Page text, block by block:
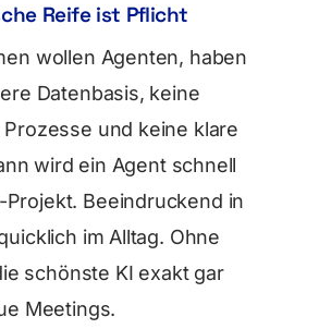
Reife ist Pflicht
wollen Agenten, haben
Datenbasis, keine
und keine klare
wird ein Agent schnell
Beeindruckend in
im Alltag. Ohne
schönste KI exakt gar
Meetings.